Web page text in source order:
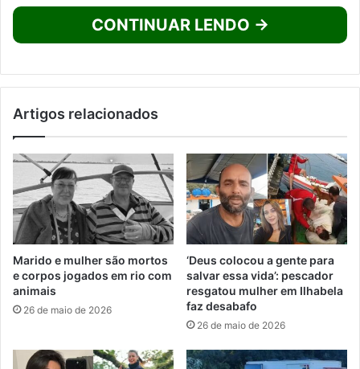
CONTINUAR LENDO →
Artigos relacionados
Marido e mulher são mortos
e corpos jogados em rio com
animais
26 de maio de 2026
‘Deus colocou a gente para
salvar essa vida’: pescador
resgatou mulher em Ilhabela
faz desabafo
26 de maio de 2026